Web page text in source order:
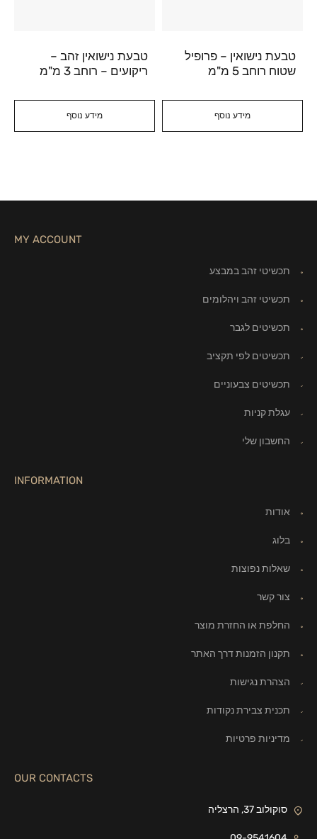
מידע נוסף
טבעת נישואין – פרופיל
שטוח רוחב 5 מ"מ
מידע נוסף
טבעת נישואין זהב –
ריקועים – רוחב 3 מ"מ
MY ACCOUNT
תכשיטי זהב במבצע
תכשיטי זהב ויהלומים
תכשיטים לגבר
תכשיטים לפי תקציב
תכשיטים צבעוניים
עגלת קניות
החשבון שלי
INFORMATION
אודות
בלוג
שאלות נפוצות
צור קשר
החלפת או החזרת מוצר
תקנון הזמנות דרך האתר
הצהרת נגישות
תכנית צבירת נקודות
מדיניות פרטיות
OUR CONTACTS
סוקולוב 37, הרצליה